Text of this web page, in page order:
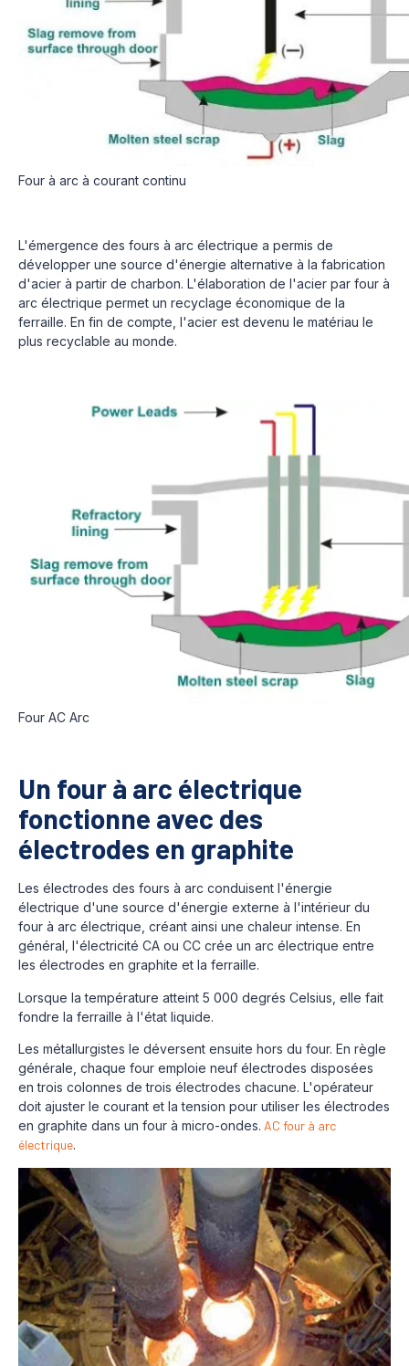
Four à arc à courant continu
L'émergence des fours à arc électrique a permis de
développer une source d'énergie alternative à la fabrication
d'acier à partir de charbon. L'élaboration de l'acier par four à
arc électrique permet un recyclage économique de la
ferraille. En fin de compte, l'acier est devenu le matériau le
plus recyclable au monde.
Four AC Arc
Un four à arc électrique
fonctionne avec des
électrodes en graphite
Les électrodes des fours à arc conduisent l'énergie
électrique d'une source d'énergie externe à l'intérieur du
four à arc électrique, créant ainsi une chaleur intense. En
général, l'électricité CA ou CC crée un arc électrique entre
les électrodes en graphite et la ferraille.
Lorsque la température atteint 5 000 degrés Celsius, elle fait
fondre la ferraille à l'état liquide.
Les métallurgistes le déversent ensuite hors du four. En règle
générale, chaque four emploie neuf électrodes disposées
en trois colonnes de trois électrodes chacune. L'opérateur
doit ajuster le courant et la tension pour utiliser les électrodes
en graphite dans un four à micro-ondes. AC four à arc
électrique.